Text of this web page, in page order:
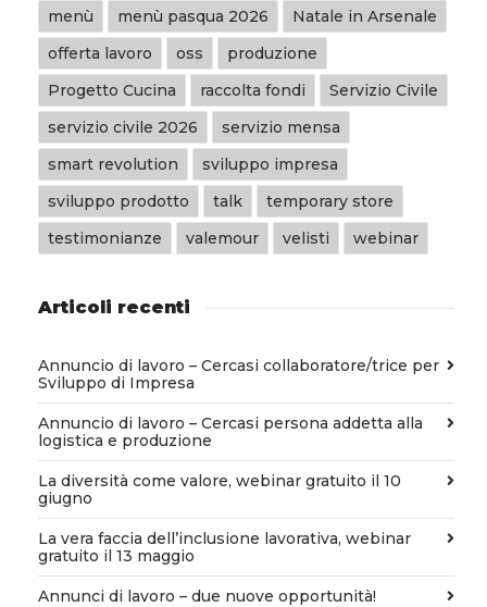
menù menù pasqua 2026
Natale in Arsenale
offerta lavoro
oss
produzione
Progetto Cucina
raccolta fondi
Servizio Civile
servizio civile 2026
servizio mensa
smart revolution
sviluppo impresa
sviluppo prodotto
talk
temporary store
testimonianze
valemour velisti webinar
Articoli recenti
Annuncio di lavoro – Cercasi collaboratore/trice per
Sviluppo di Impresa
Annuncio di lavoro – Cercasi persona addetta alla
logistica e produzione
La diversità come valore, webinar gratuito il 10
giugno
La vera faccia dell’inclusione lavorativa, webinar
gratuito il 13 maggio
Annunci di lavoro – due nuove opportunità!